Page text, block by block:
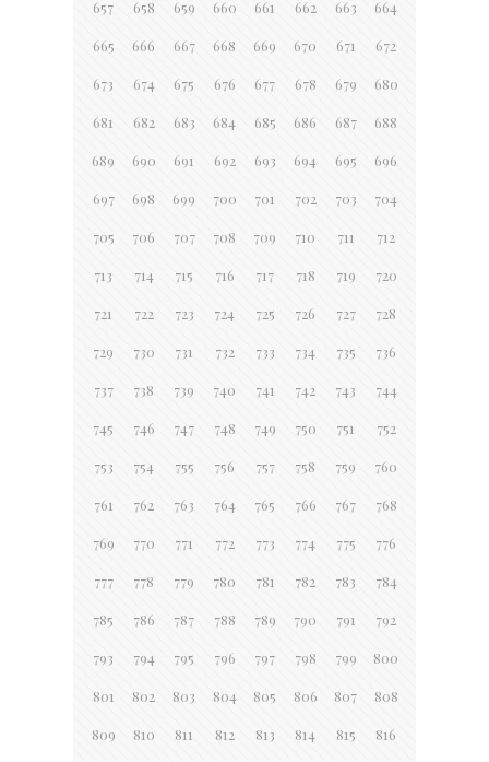
657 658 659 660 661 662 663 664
665 666 667 668 669 670 671 672
673 674 675 676 677 678 679 680
681 682 683 684 685 686 687 688
689 690 691 692 693 694 695 696
697 698 699 700 701 702 703 704
705 706 707 708 709 710 711 712
713 714 715 716 717 718 719 720
721 722 723 724 725 726 727 728
729 730 731 732 733 734 735 736
737 738 739 740 741 742 743 744
745 746 747 748 749 750 751 752
753 754 755 756 757 758 759 760
761 762 763 764 765 766 767 768
769 770 771 772 773 774 775 776
777 778 779 780 781 782 783 784
785 786 787 788 789 790 791 792
793 794 795 796 797 798 799 800
801 802 803 804 805 806 807 808
809 810 811 812 813 814 815 816